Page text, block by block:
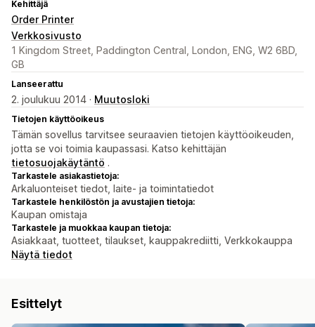
Kehittäjä
Order Printer
Verkkosivusto
1 Kingdom Street, Paddington Central, London, ENG, W2 6BD,
GB
Lanseerattu
2. joulukuu 2014 · Muutosloki
Tietojen käyttöoikeus
Tämän sovellus tarvitsee seuraavien tietojen käyttöoikeuden,
jotta se voi toimia kaupassasi. Katso kehittäjän
tietosuojakäytäntö .
Tarkastele asiakastietoja:
Arkaluonteiset tiedot, laite- ja toimintatiedot
Tarkastele henkilöstön ja avustajien tietoja:
Kaupan omistaja
Tarkastele ja muokkaa kaupan tietoja:
Asiakkaat, tuotteet, tilaukset, kauppakrediitti, Verkkokauppa
Näytä tiedot
Esittelyt